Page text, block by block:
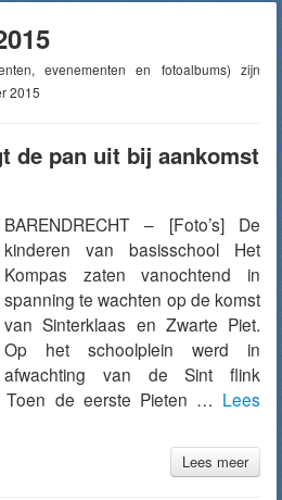
evenementen en fotoalbums) zijn
2015
de pan uit bij aankomst
BARENDRECHT – [Foto’s] De
kinderen van basisschool Het
Kompas zaten vanochtend in
spanning te wachten op de komst
van Sinterklaas en Zwarte Piet.
Op het schoolplein werd in
afwachting van de Sint flink
Toen de eerste Pieten … Lees
Lees meer